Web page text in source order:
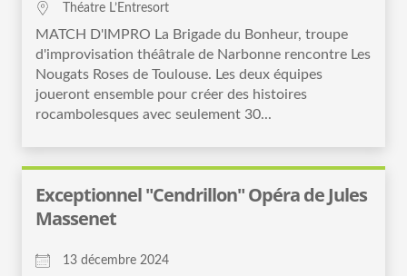
Théatre L’Entresort
MATCH D'IMPRO La Brigade du Bonheur, troupe
d'improvisation théâtrale de Narbonne rencontre Les
Nougats Roses de Toulouse. Les deux équipes
joueront ensemble pour créer des histoires
rocambolesques avec seulement 30...
Exceptionnel "Cendrillon" Opéra de Jules
Massenet
13 décembre 2024